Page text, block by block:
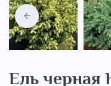
Назад
Ель черная